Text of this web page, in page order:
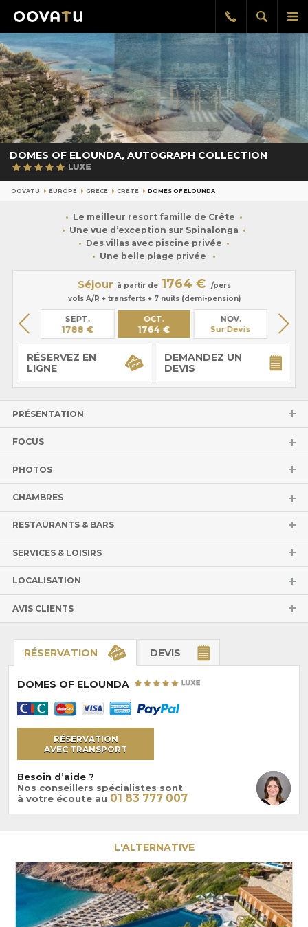
le
Afficher
la
Rappel
gratuit
DOMES OF ELOUNDA, AUTOGRAPH COLLECTION
OOVATU EUROPE GRÈCE CRÈTE DOMES OF ELOUNDA
Le meilleur resort famille de Crête
Une vue d’exception sur Spinalonga
Des villas avec piscine privée
Une belle plage privée
Séjour à partir de 1764 €
/pers
vols A/R + transferts + 7 nuits (demi-pension)
SEPT.
1788 €
OCT.
1764 €
NOV.
Sur Devis
Sur
RÉSERVEZ EN
LIGNE
DEMANDEZ UN
DEVIS
PRÉSENTATION
FOCUS
PHOTOS
CHAMBRES
RESTAURANTS & BARS
SERVICES & LOISIRS
LOCALISATION
AVIS CLIENTS
RÉSERVATION DEVIS
DOMES OF ELOUNDA
RÉSERVATION
AVEC TRANSPORT
Besoin d’aide ?
Nos conseillers spécialistes sont
à votre écoute au 01 83 777 007
L'ALTERNATIVE